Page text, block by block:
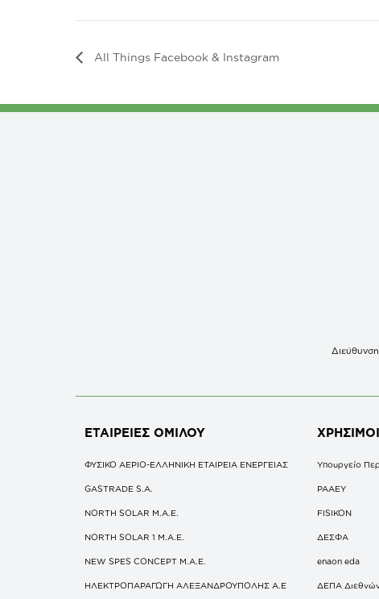
All Things Facebook & Instagram
ΕΤΑΙΡΕΙΕΣΟΜΙΛΟΥ
ΦΥΣΙΚΟ ΑΕΡΙΟ-ΕΛΛΗΝΙΚΗ ΕΤΑΙΡΕΙΑ ΕΝΕΡΓΕΙΑΣ
GASTRADE S.A.
NORTH SOLAR M.Α.Ε.
NORTH SOLAR 1 M.Α.Ε.
NEW SPES CONCEPT Μ.Α.Ε.
ΗΛΕΚΤΡΟΠΑΡΑΓΩΓΗ ΑΛΕΞΑΝΔΡΟΥΠΟΛΗΣ A.E
Υπουργείο
ΡΑΑΕΥ
FISIKON
ΔΕΣΦΑ
enaon eda
ΔΕΠΑ